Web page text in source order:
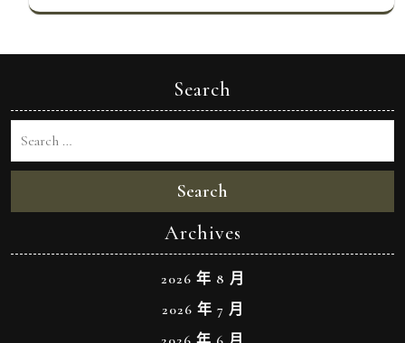
Search
Search
Archives
2026 年 8 月
2026 年 7 月